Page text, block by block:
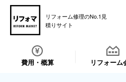
リフォーム修理のNo.1見
積りサイト
費用・概算 リフォーム